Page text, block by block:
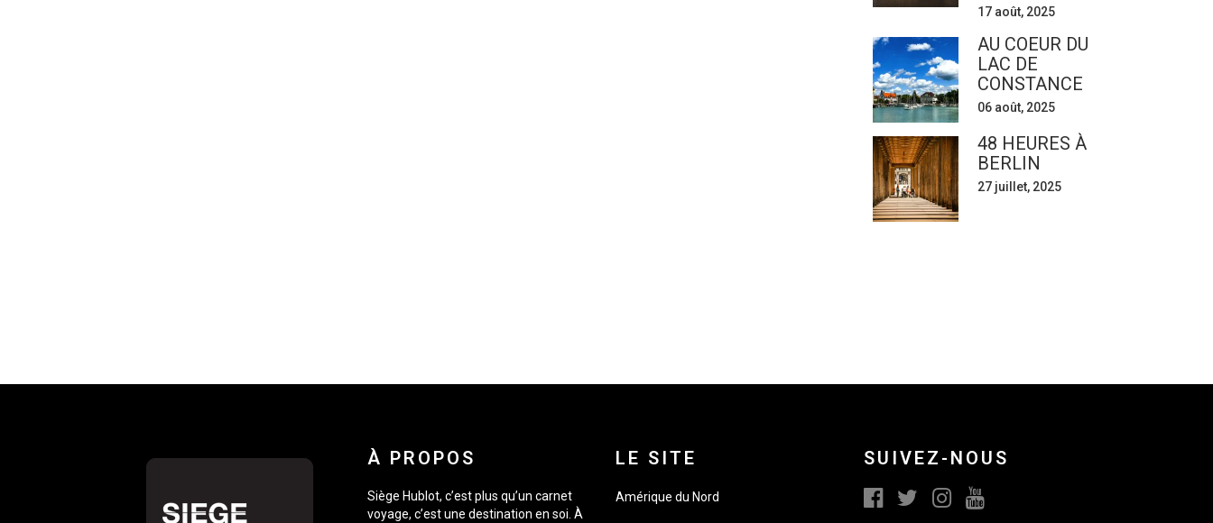
17 août, 2025
AU COEUR DU
LAC DE
CONSTANCE
06 août, 2025
48 HEURES À
BERLIN
27 juillet, 2025
À PROPOS
Siège Hublot, c’est plus qu’un carnet
voyage, c’est une destination en soi. À
LE SITE
Amérique du Nord
SUIVEZ-NOUS